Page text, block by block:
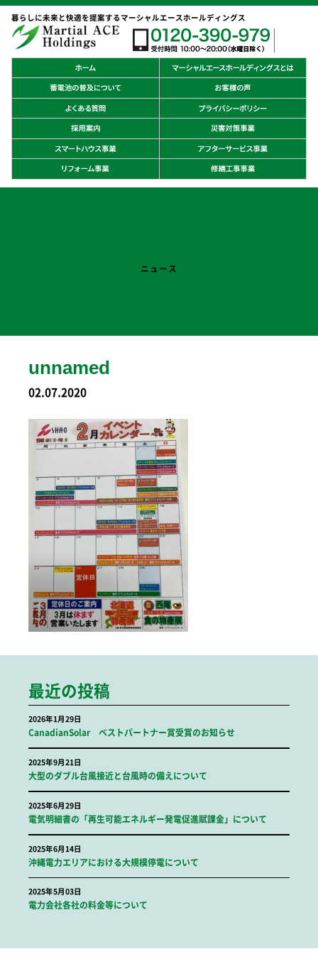
暮らしに未来と快適を提案するマーシャルエースホールディングス
ニュース
unnamed
02.07.2020
最近の投稿
2026年1月29日
CanadianSolar ベストパートナー賞受賞のお知らせ
2025年9月21日
大型のダブル台風接近と台風時の備えについて
2025年6月29日
電気明細書の「再生可能エネルギー発電促進賦課金」について
2025年6月14日
沖縄電力エリアにおける大規模停電について
2025年5月03日
電力会社各社の料金等について